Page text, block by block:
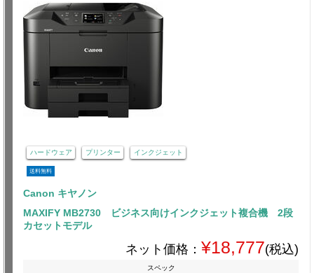
ハードウェア プリンター インクジェット
送料無料
Canon キヤノン
MAXIFY MB2730 ビジネス向けインクジェット複合機 2段
カセットモデル
ネット価格： ¥18,777(税込)
スペック